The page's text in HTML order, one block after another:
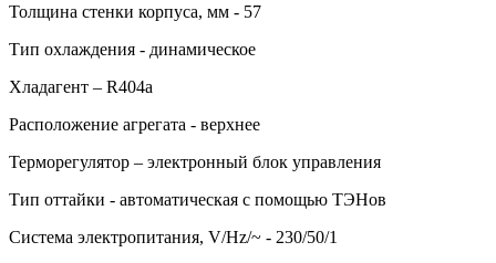
Толщина стенки корпуса, мм - 57
Тип охлаждения - динамическое
Хладагент – R404a
Расположение агрегата - верхнее
Терморегулятор – электронный блок управления
Тип оттайки - автоматическая с помощью ТЭНов
Система электропитания, V/Hz/~ - 230/50/1